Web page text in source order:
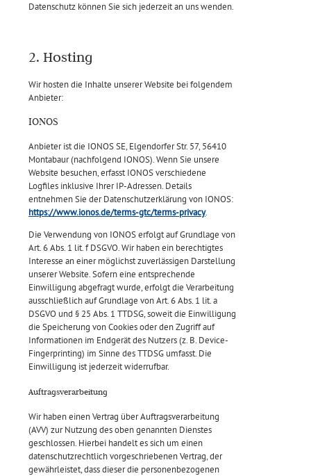
Datenschutz können Sie sich jederzeit an uns wenden.
2. Hosting
Wir hosten die Inhalte unserer Website bei folgendem
Anbieter:
IONOS
Anbieter ist die IONOS SE, Elgendorfer Str. 57, 56410
Montabaur (nachfolgend IONOS). Wenn Sie unsere
Website besuchen, erfasst IONOS verschiedene
Logfiles inklusive Ihrer IP-Adressen. Details
entnehmen Sie der Datenschutzerklärung von IONOS:
https://www.ionos.de/terms-gtc/terms-privacy.
Die Verwendung von IONOS erfolgt auf Grundlage von
Art. 6 Abs. 1 lit. f DSGVO. Wir haben ein berechtigtes
Interesse an einer möglichst zuverlässigen Darstellung
unserer Website. Sofern eine entsprechende
Einwilligung abgefragt wurde, erfolgt die Verarbeitung
ausschließlich auf Grundlage von Art. 6 Abs. 1 lit. a
DSGVO und § 25 Abs. 1 TTDSG, soweit die Einwilligung
die Speicherung von Cookies oder den Zugriff auf
Informationen im Endgerät des Nutzers (z. B. Device-
Fingerprinting) im Sinne des TTDSG umfasst. Die
Einwilligung ist jederzeit widerrufbar.
Auftragsverarbeitung
Wir haben einen Vertrag über Auftragsverarbeitung
(AVV) zur Nutzung des oben genannten Dienstes
geschlossen. Hierbei handelt es sich um einen
datenschutzrechtlich vorgeschriebenen Vertrag, der
gewährleistet, dass dieser die personenbezogenen